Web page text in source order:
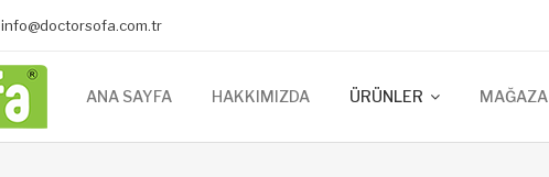
info@doctorsofa.com.tr
ANA SAYFA HAKKIMIZDA ÜRÜNLER MAĞAZA